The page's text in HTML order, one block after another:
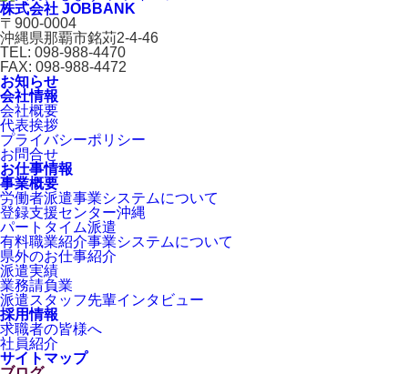
株式会社 JOBBANK
〒900-0004
沖縄県那覇市銘苅2-4-46
TEL: 098-988-4470
FAX: 098-988-4472
お知らせ
会社情報
会社概要
代表挨拶
プライバシーポリシー
お問合せ
お仕事情報
事業概要
労働者派遣事業システムについて
登録支援センター沖縄
パートタイム派遣
有料職業紹介事業システムについて
県外のお仕事紹介
派遣実績
業務請負業
派遣スタッフ先輩インタビュー
採用情報
求職者の皆様へ
社員紹介
サイトマップ